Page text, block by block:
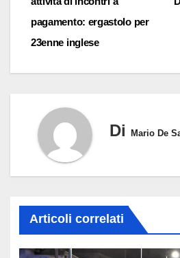
pagamento: ergastolo per
23enne inglese
Di Mario De
Articoli correlati